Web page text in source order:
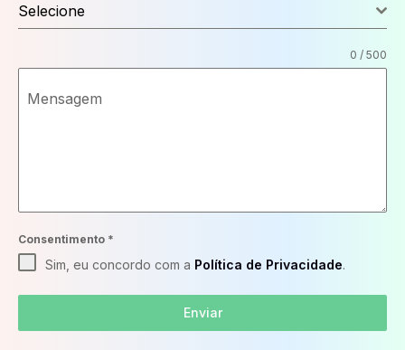
Selecione
Mensagem
0 / 500
Consentimento *
Sim, eu concordo com a Política de Privacidade.
Enviar